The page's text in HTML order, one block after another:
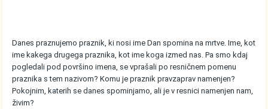
Danes praznujemo praznik, ki nosi ime Dan spomina na mrtve. Ime, kot
ime kakega drugega praznika, kot ime koga izmed nas. Pa smo kdaj
pogledali pod površino imena, se vprašali po resničnem pomenu
praznika s tem nazivom? Komu je praznik pravzaprav namenjen?
Pokojnim, katerih se danes spominjamo, ali je v resnici namenjen nam,
živim?